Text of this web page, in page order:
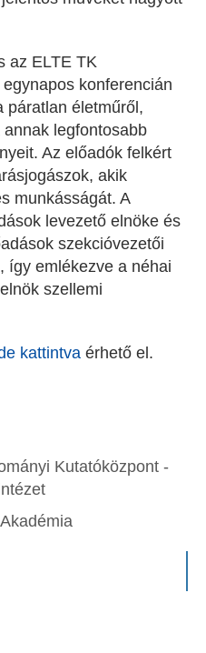
az ELTE TK
konferencián
páratlan életműről,
legfontosabb
Az előadók felkért
akik
munkásságát. A
levezető elnöke és
szekcióvezetői
így emlékezve a néhai
szellemi
kattintva érhető el.
Kutatóközpont -